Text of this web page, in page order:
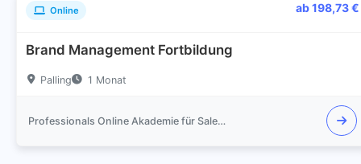
Online ab 198,73 €
Brand Management Fortbildung
Palling 1 Monat
Professionals Online Akademie für Sales und Marketing